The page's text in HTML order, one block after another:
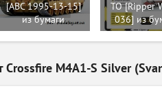
[ABC 1995-13-15]
из бумаги
TO [Ripper
036] из
M4A1-S Silver